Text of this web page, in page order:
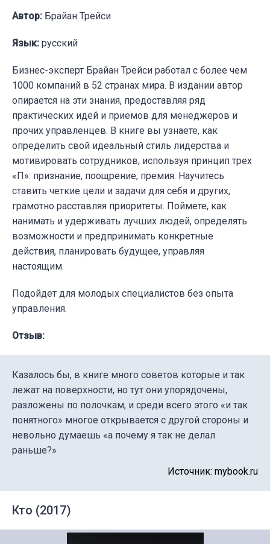
Автор: Брайан Трейси
Язык: русский
Бизнес-эксперт Брайан Трейси работал с более чем
1000 компаний в 52 странах мира. В издании автор
опирается на эти знания, предоставляя ряд
практических идей и приемов для менеджеров и
прочих управленцев. В книге вы узнаете, как
определить свой идеальный стиль лидерства и
мотивировать сотрудников, используя принцип трех
«П»: признание, поощрение, премия. Научитесь
ставить четкие цели и задачи для себя и других,
грамотно расставляя приоритеты. Поймете, как
нанимать и удерживать лучших людей, определять
возможности и предпринимать конкретные
действия, планировать будущее, управляя
настоящим.
Подойдет для молодых специалистов без опыта
управления.
Отзыв:
Казалось бы, в книге много советов которые и так
лежат на поверхности, но тут они упорядочены,
разложены по полочкам, и среди всего этого «и так
понятного» многое открывается с другой стороны и
невольно думаешь «а почему я так не делал
раньше?»
Источник: mybook.ru
Кто (2017)